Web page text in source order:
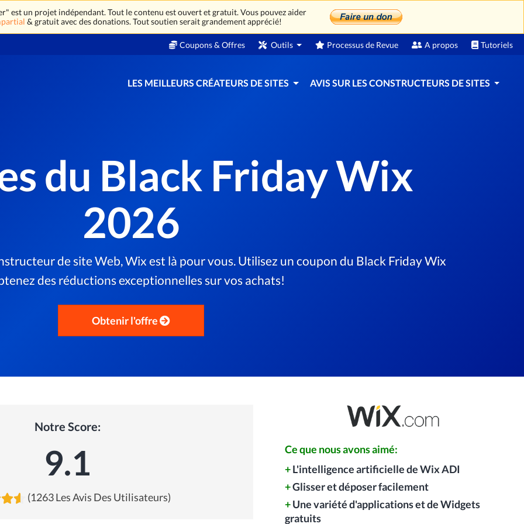
est un projet indépendant. Tout le contenu est ouvert et gratuit. Vous pouvez aider
& gratuit avec des donations. Tout soutien serait grandement apprécié!
Coupons & Offres Outils Processus de Revue A propos Tutoriels
LES MEILLEURS CRÉATEURS DE SITES AVIS SUR LES CONSTRUCTEURS DE SITES
du Black Friday Wix
2026
de site Web, Wix est là pour vous. Utilisez un coupon du Black Friday Wix
des réductions exceptionnelles sur vos achats!
Obtenir l'offre
Notre Score:
9.1
(1263 Les Avis Des Utilisateurs)
Ce que nous avons aimé:
+L'intelligence artificielle de Wix ADI
+Glisser et déposer facilement
+Une variété d'applications et de Widgets
gratuits